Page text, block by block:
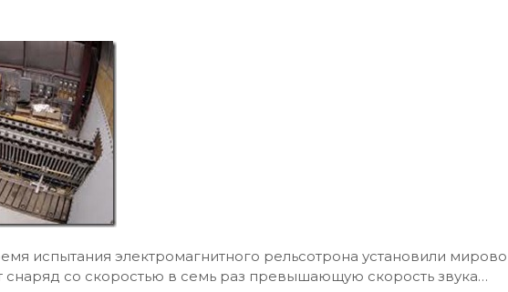
испытания электромагнитного рельсотрона установили
снаряд со скоростью в семь раз превышающую скорость звука…